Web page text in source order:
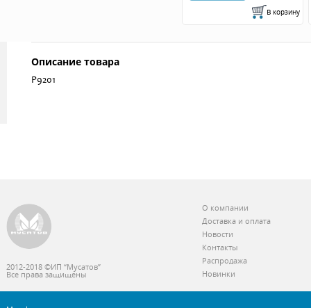
Описание товара
P9201
2012-2018 ©ИП “Мусатов”
Все права защищены
О компании
Доставка и оплата
Новости
Контакты
Распродажа
Новинки